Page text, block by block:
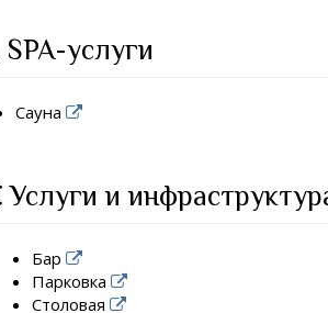
SPA-услуги
Сауна
Услуги и
Бар
Парковка
Столовая